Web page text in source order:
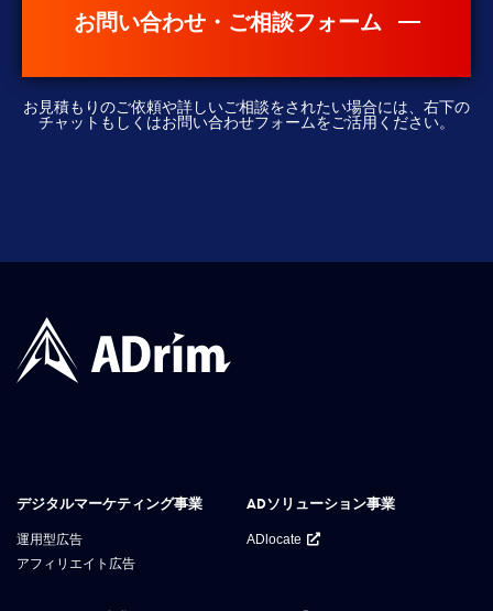
お問い合わせ・ご相談フォーム
お見積もりのご依頼や詳しいご相談をされたい場合には、右下の
チャットもしくはお問い合わせフォームをご活用ください。
デジタルマーケティング事業
運用型広告
アフィリエイト広告
ADソリューション事業
ADlocate